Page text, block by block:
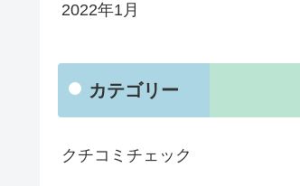
2022年1月
カテゴリー
クチコミチェック